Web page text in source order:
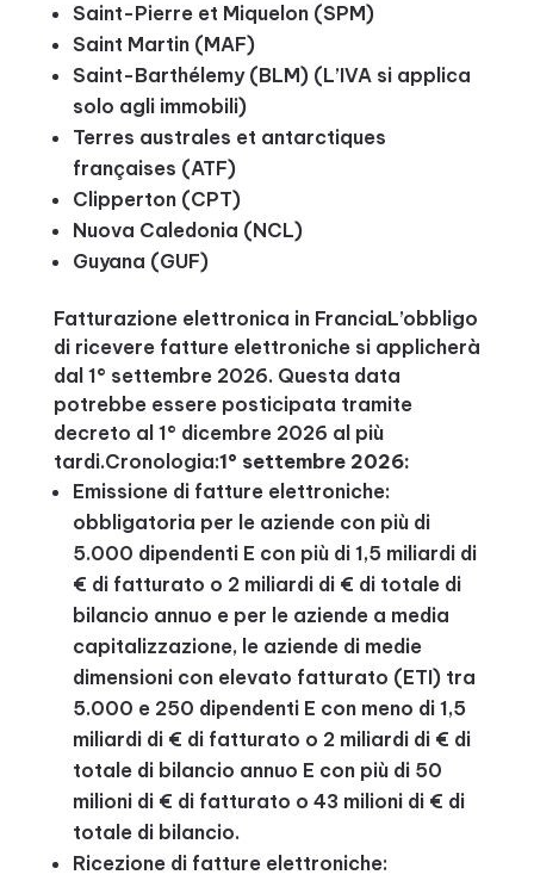
Saint-Pierre et Miquelon (SPM)
Saint Martin (MAF)
Saint-Barthélemy (BLM) (L’IVA si applica
solo agli immobili)
Terres australes et antarctiques
françaises (ATF)
Clipperton (CPT)
Nuova Caledonia (NCL)
Guyana (GUF)
Fatturazione elettronica in FranciaL’obbligo
di ricevere fatture elettroniche si applicherà
dal 1° settembre 2026. Questa data
potrebbe essere posticipata tramite
decreto al 1° dicembre 2026 al più
tardi.Cronologia:1° settembre 2026:
Emissione di fatture elettroniche:
obbligatoria per le aziende con più di
5.000 dipendenti E con più di 1,5 miliardi di
€ di fatturato o 2 miliardi di € di totale di
bilancio annuo e per le aziende a media
capitalizzazione, le aziende di medie
dimensioni con elevato fatturato (ETI) tra
5.000 e 250 dipendenti E con meno di 1,5
miliardi di € di fatturato o 2 miliardi di € di
totale di bilancio annuo E con più di 50
milioni di € di fatturato o 43 milioni di € di
totale di bilancio.
Ricezione di fatture elettroniche: